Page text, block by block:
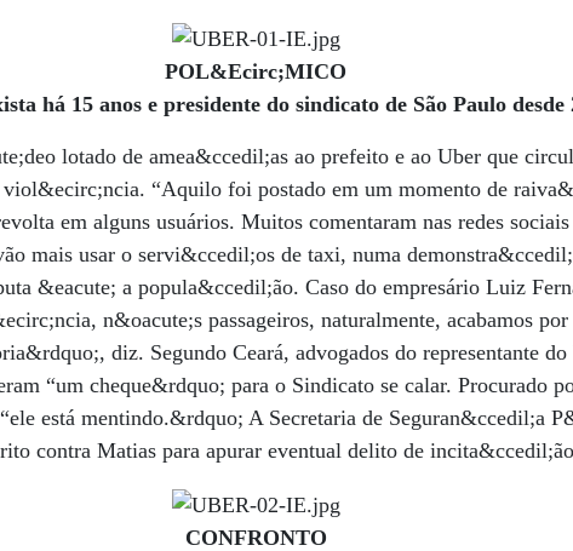
POL&Ecirc;MICO
há 15 anos e presidente do sindicato de São Paulo desde
lotado de amea&ccedil;as ao prefeito e ao Uber que
“Aquilo foi postado em um momento de
em alguns usuários. Muitos comentaram nas redes sociais
mais usar o servi&ccedil;os de taxi, numa
&eacute; a popula&ccedil;ão. Caso do empresário Luiz
n&oacute;s passageiros, naturalmente, acabamos
diz. Segundo Ceará, advogados do representante
“um cheque&rdquo; para o Sindicato se calar. Procurado
está mentindo.&rdquo; A Secretaria de Seguran&ccedil;a
contra Matias para apurar eventual delito de
CONFRONTO